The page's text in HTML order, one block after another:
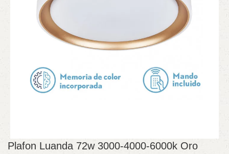
Plafon Luanda 72w 3000-4000-6000k Oro